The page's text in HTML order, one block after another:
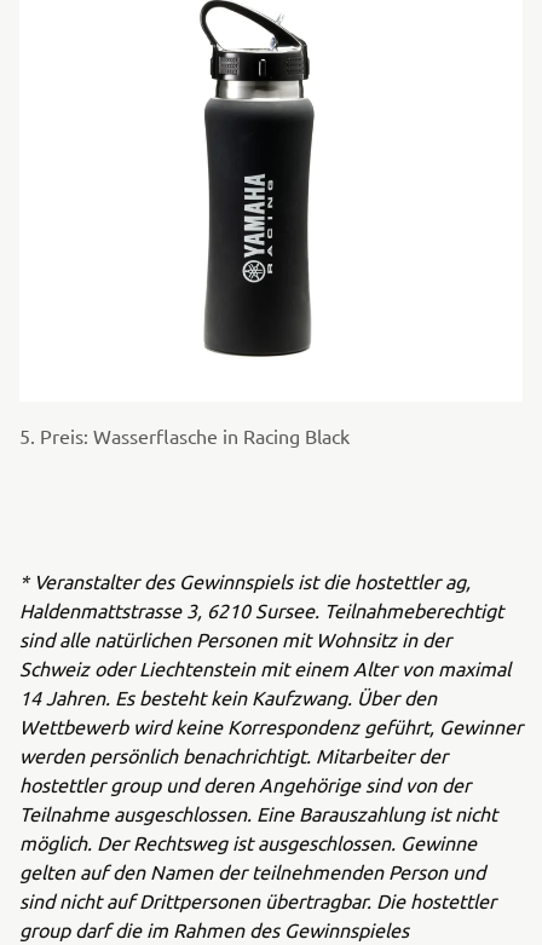
5. Preis: Wasserflasche in Racing Black
* Veranstalter des Gewinnspiels ist die hostettler ag,
Haldenmattstrasse 3, 6210 Sursee. Teilnahmeberechtigt
sind alle natürlichen Personen mit Wohnsitz in der
Schweiz oder Liechtenstein mit einem Alter von maximal
14 Jahren. Es besteht kein Kaufzwang. Über den
Wettbewerb wird keine Korrespondenz geführt, Gewinner
werden persönlich benachrichtigt. Mitarbeiter der
hostettler group und deren Angehörige sind von der
Teilnahme ausgeschlossen. Eine Barauszahlung ist nicht
möglich. Der Rechtsweg ist ausgeschlossen. Gewinne
gelten auf den Namen der teilnehmenden Person und
sind nicht auf Drittpersonen übertragbar. Die hostettler
group darf die im Rahmen des Gewinnspieles